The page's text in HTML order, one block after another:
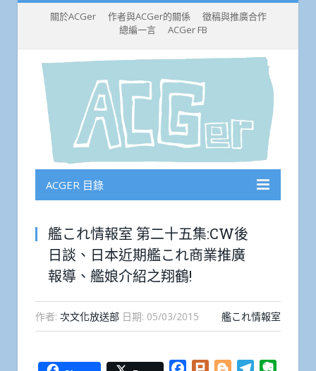
關於ACGer 作者與ACGer的關係
徵稿與推廣合作
總編一言
ACGer FB
ACGER 目錄
艦これ情報室 第二十五集:CW後
日談、日本近期艦これ商業推廣
報導、艦娘介紹之翔鶴!
作者: 次文化放送部 日期: 05/03/2015 艦これ情報室